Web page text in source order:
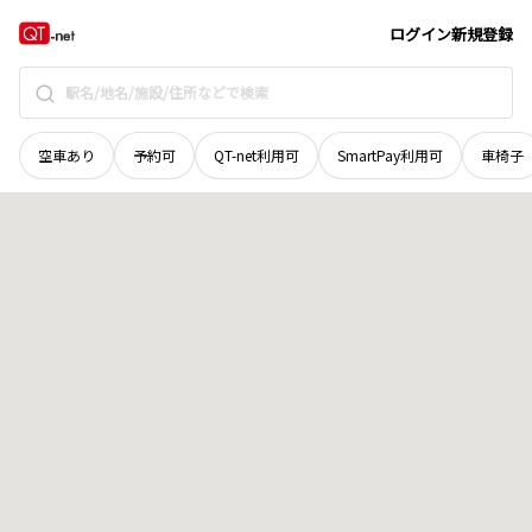
ログイン新規登録
空車あり 予約可 QT-net利用可 SmartPay利用可 車椅子
広島県